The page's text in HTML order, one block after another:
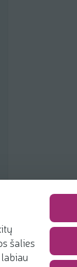
šalies
Packaging fee